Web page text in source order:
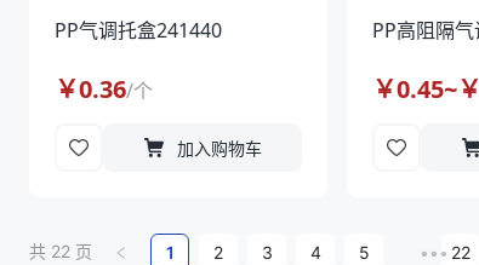
PP气调托盒241440
￥0.36/个
加入购物车
PP高阻隔
￥0.45~
共 22 页 1 2 3 4 5 ••• 22